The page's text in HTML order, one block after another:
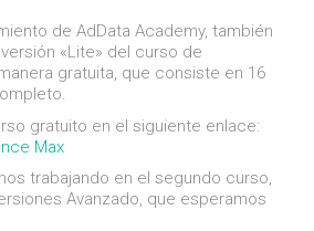
de AdData Academy, también
«Lite» del curso de
gratuita, que consiste en 16
gratuito en el siguiente enlace:
Max
trabajando en el segundo curso,
Avanzado, que esperamos